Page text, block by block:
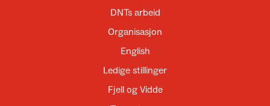
DNTs arbeid
Organisasjon
English
Ledige stillinger
Fjell og Vidde